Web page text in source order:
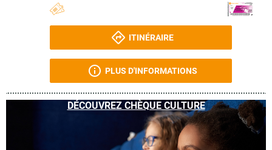
ITINÉRAIRE
PLUS D'INFORMATIONS
DÉCOUVREZ CHÈQUE CULTURE